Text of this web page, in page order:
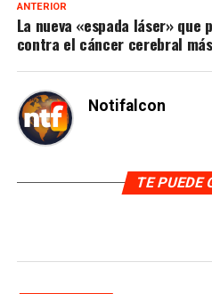
ANTERIOR
La nueva «espada láser»
contra el cáncer cerebral
Notifalcon
TE PUEDE